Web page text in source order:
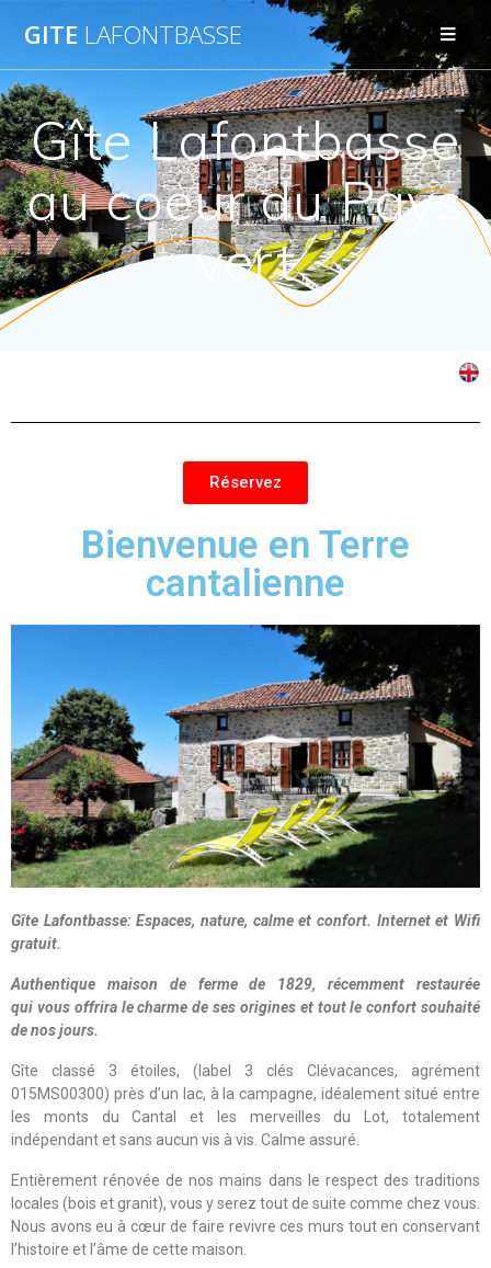
GITE LAFONTBASSE
Gîte Lafontbasse
au coeur du Pays
vert
Réservez
Bienvenue en Terre
cantalienne
Gîte Lafontbasse: Espaces, nature, calme et confort. Internet et Wifi
gratuit.
Authentique maison de ferme de 1829, récemment restaurée
qui vous offrira le charme de ses origines et tout le confort souhaité
de nos jours.
Gîte classé 3 étoiles, (label 3 clés Clévacances, agrément
015MS00300) près d’un lac, à la campagne, idéalement situé entre
les monts du Cantal et les merveilles du Lot, totalement
indépendant et sans aucun vis à vis. Calme assuré.
Entièrement rénovée de nos mains dans le respect des traditions
locales (bois et granit), vous y serez tout de suite comme chez vous.
Nous avons eu à cœur de faire revivre ces murs tout en conservant
l’histoire et l’âme de cette maison.